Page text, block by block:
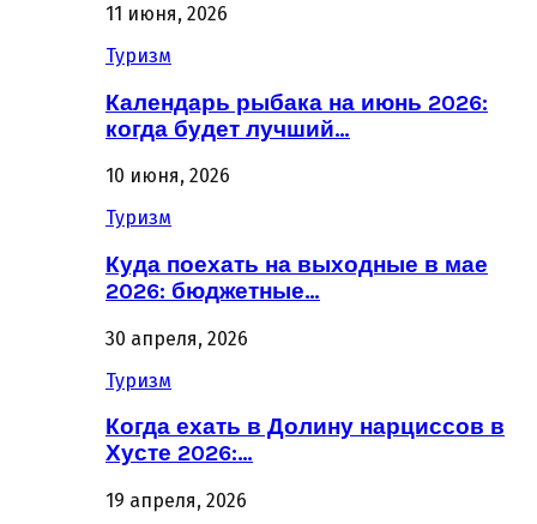
11 июня, 2026
Туризм
Календарь рыбака на июнь 2026:
когда будет лучший…
10 июня, 2026
Туризм
Куда поехать на выходные в мае
2026: бюджетные…
30 апреля, 2026
Туризм
Когда ехать в Долину нарциссов в
Хусте 2026:…
19 апреля, 2026